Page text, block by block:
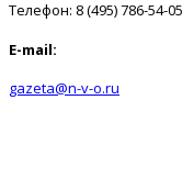
Телефон: 8 (495) 786-54-05
E-mail:
gazeta@n-v-o.ru